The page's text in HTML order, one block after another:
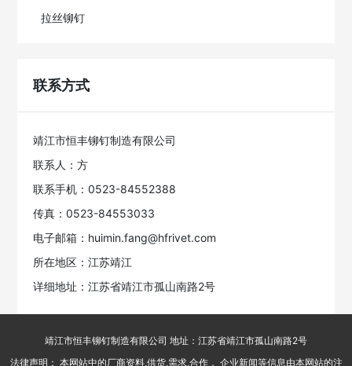
拉丝铆钉
联系方式
靖江市恒丰铆钉制造有限公司
联系人：方
联系手机：0523-84552388
传真：0523-84553033
电子邮箱：huimin.fang@hfrivet.com
所在地区：江苏靖江
详细地址：江苏省靖江市孤山南路2号
靖江市恒丰铆钉制造有限公司 地址：江苏省靖江市孤山南路2号
法律声明： 本网站中的厂商资料,供货,需求,合作， 企业新闻等信息由本网站的注